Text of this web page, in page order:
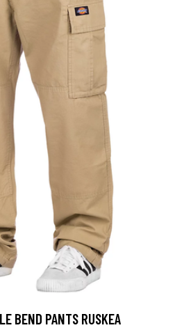
BEND PANTS RUSKEA